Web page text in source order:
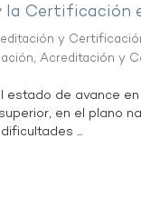
Certificación
y
Acreditación y
estado de avance
en el plano
...